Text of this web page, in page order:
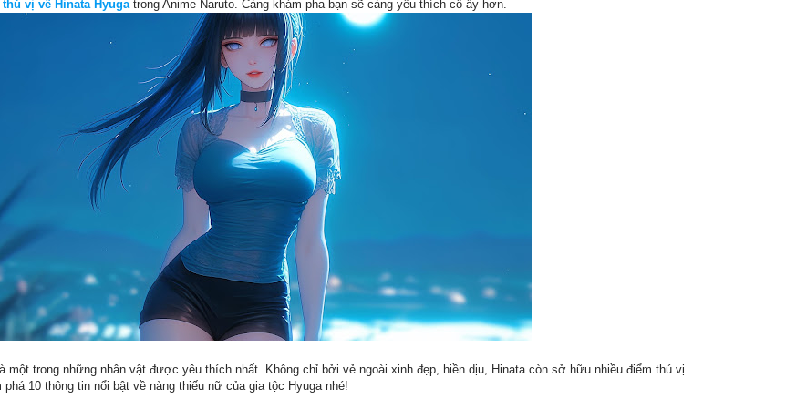
vị về Hinata Hyugatrong Anime Naruto. Càng khám pha bạn sẽ càng yêu thích cô ấy hơn.
một trong những nhân vật được yêu thích nhất. Không chỉ bởi vẻ ngoài xinh đẹp, hiền dịu, Hinata còn sở hữu nhiều điểm thú vị
10 thông tin nổi bật về nàng thiếu nữ của gia tộc Hyuga nhé!